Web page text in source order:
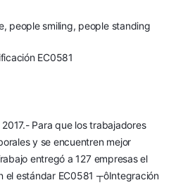
EC0581
Para que los trabajadores
y se encuentren mejor
entregó a 127 empresas el
estándar EC0581 ┬ôIntegración